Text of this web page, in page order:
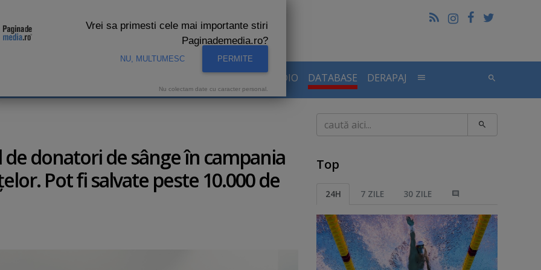
AUDIENTE RADIO DATABASE DERAPAJ
donatori de sânge în campania
Pot fi salvate peste 10.000 de
Caută
Top
24H 7 ZILE 30 ZILE
Vrei sa primesti cele mai importante stiri
Paginademedia.ro?
NU, MULTUMESC PERMITE
Nu colectam date cu caracter personal.